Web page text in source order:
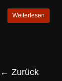
Weiterlesen
← Zurück